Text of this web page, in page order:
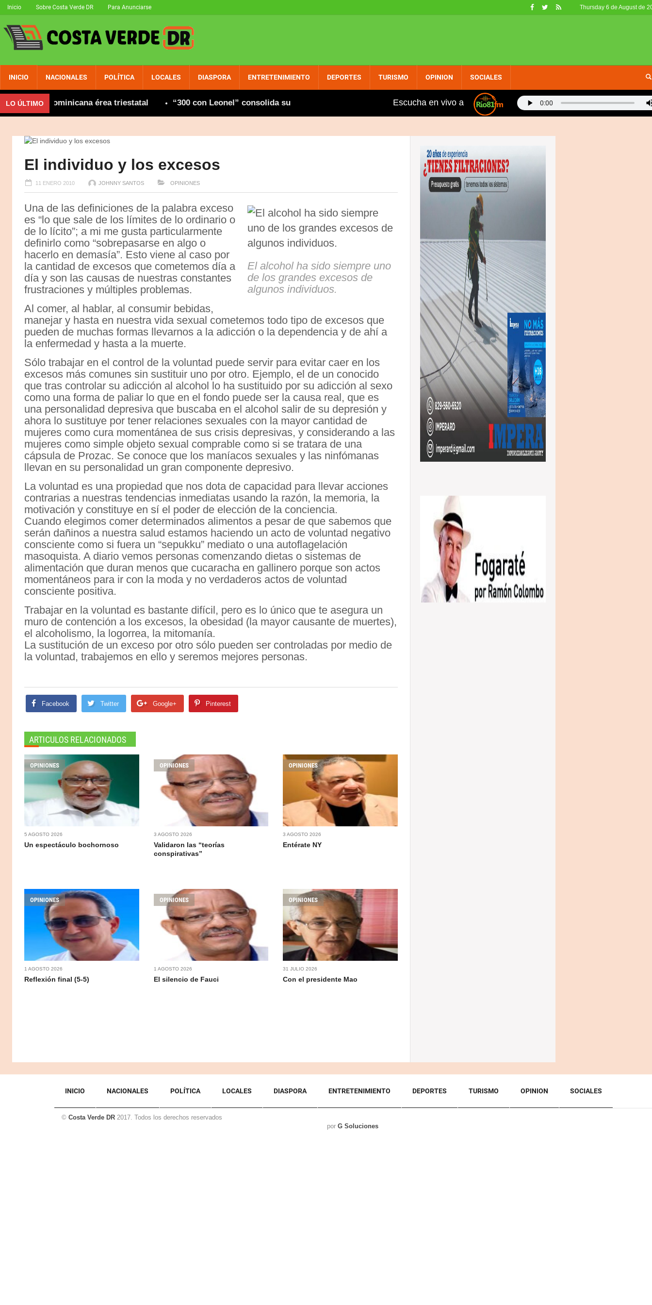
Thursday 6 de August de
Inicio Sobre Costa Verde DR Para Anunciarse
INICIO NACIONALES POLÍTICA LOCALES DIASPORA ENTRETENIMIENTO DEPORTES TURISMO OPINION SOCIALES
LO ÚLTIMOdominicana érea triestatal “300 con Leonel” consolida su presencia entre dominicanos circunscripción 1-USA Agradecen al Gobierno por escuchar
Escucha en vivo a
El individuo y los excesos
11 ENERO 2010 JOHNNY SANTOS OPINIONES
El alcohol ha sido siempre uno
de los grandes excesos de
algunos individuos.
Una de las definiciones de la palabra exceso
es “lo que sale de los límites de lo ordinario o
de lo lícito”; a mi me gusta particularmente
definirlo como “sobrepasarse en algo o
hacerlo en demasía”. Esto viene al caso por
la cantidad de excesos que cometemos día a
día y son las causas de nuestras constantes
frustraciones y múltiples problemas.
Al comer, al hablar, al consumir bebidas,
manejar y hasta en nuestra vida sexual cometemos todo tipo de excesos que
pueden de muchas formas llevarnos a la adicción o la dependencia y de ahí a
la enfermedad y hasta a la muerte.
Sólo trabajar en el control de la voluntad puede servir para evitar caer en los
excesos más comunes sin sustituir uno por otro. Ejemplo, el de un conocido
que tras controlar su adicción al alcohol lo ha sustituido por su adicción al sexo
como una forma de paliar lo que en el fondo puede ser la causa real, que es
una personalidad depresiva que buscaba en el alcohol salir de su depresión y
ahora lo sustituye por tener relaciones sexuales con la mayor cantidad de
mujeres como cura momentánea de sus crisis depresivas, y considerando a las
mujeres como simple objeto sexual comprable como si se tratara de una
cápsula de Prozac. Se conoce que los maníacos sexuales y las ninfómanas
llevan en su personalidad un gran componente depresivo.
La voluntad es una propiedad que nos dota de capacidad para llevar acciones
contrarias a nuestras tendencias inmediatas usando la razón, la memoria, la
motivación y constituye en sí el poder de elección de la conciencia.
Cuando elegimos comer determinados alimentos a pesar de que sabemos que
serán dañinos a nuestra salud estamos haciendo un acto de voluntad negativo
consciente como si fuera un “sepukku” mediato o una autoflagelación
masoquista. A diario vemos personas comenzando dietas o sistemas de
alimentación que duran menos que cucaracha en gallinero porque son actos
momentáneos para ir con la moda y no verdaderos actos de voluntad
consciente positiva.
Trabajar en la voluntad es bastante difícil, pero es lo único que te asegura un
muro de contención a los excesos, la obesidad (la mayor causante de muertes),
el alcoholismo, la logorrea, la mitomanía.
La sustitución de un exceso por otro sólo pueden ser controladas por medio de
la voluntad, trabajemos en ello y seremos mejores personas.
Facebook Twitter Google+ Pinterest
ARTICULOS RELACIONADOS
OPINIONES
5 AGOSTO 2026
Un espectáculo bochornoso
OPINIONES
3 AGOSTO 2026
Validaron las “teorías
conspirativas”
OPINIONES
3 AGOSTO 2026
Entérate NY
OPINIONES
1 AGOSTO 2026
Reflexión final (5-5)
OPINIONES
1 AGOSTO 2026
El silencio de Fauci
OPINIONES
31 JULIO 2026
Con el presidente Mao
INICIO NACIONALES POLÍTICA LOCALES DIASPORA ENTRETENIMIENTO DEPORTES TURISMO OPINION SOCIALES
© Costa Verde DR 2017. Todos los derechos reservados
por G Soluciones